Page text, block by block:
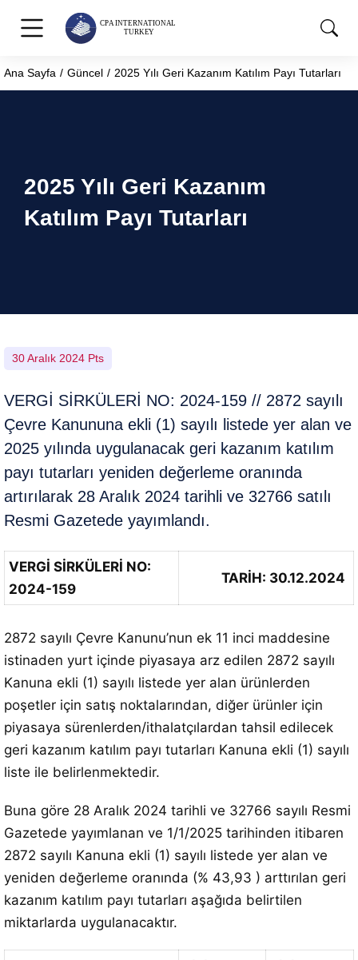
You are here:
Ana Sayfa Güncel 2025 Yılı Geri Kazanım Katılım Payı Tutarları
2025 Yılı Geri Kazanım
Katılım Payı Tutarları
30 Aralık 2024 Pts
VERGİ SİRKÜLERİ NO: 2024-159 // 2872 sayılı
Çevre Kanununa ekli (1) sayılı listede yer alan ve
2025 yılında uygulanacak geri kazanım katılım
payı tutarları yeniden değerleme oranında
artırılarak 28 Aralık 2024 tarihli ve 32766 satılı
Resmi Gazetede yayımlandı.
VERGİ SİRKÜLERİ NO:
2024-159
TARİH: 30.12.2024
2872 sayılı Çevre Kanunu’nun ek 11 inci maddesine
istinaden yurt içinde piyasaya arz edilen 2872 sayılı
Kanuna ekli (1) sayılı listede yer alan ürünlerden
poşetler için satış noktalarından, diğer ürünler için
piyasaya sürenlerden/ithalatçılardan tahsil edilecek
geri kazanım katılım payı tutarları Kanuna ekli (1) sayılı
liste ile belirlenmektedir.
Buna göre 28 Aralık 2024 tarihli ve 32766 sayılı Resmi
Gazetede yayımlanan ve 1/1/2025 tarihinden itibaren
2872 sayılı Kanuna ekli (1) sayılı listede yer alan ve
yeniden değerleme oranında (% 43,93 ) arttırılan geri
kazanım katılım payı tutarları aşağıda belirtilen
miktarlarda uygulanacaktır.